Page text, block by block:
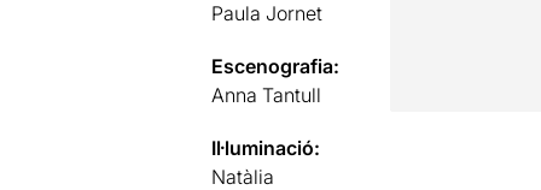
Paula Jornet
Escenografia:
Anna Tantull
Il·luminació:
Natàlia